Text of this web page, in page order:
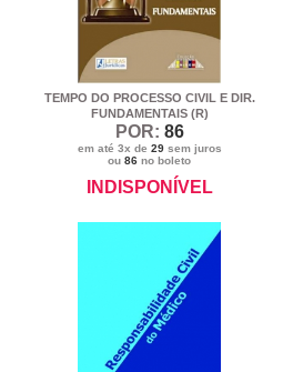
TEMPO DO PROCESSO CIVIL E DIR.
FUNDAMENTAIS (R)
POR: 86
em até 3x de 29sem juros
ou86 no boleto
INDISPONÍVEL